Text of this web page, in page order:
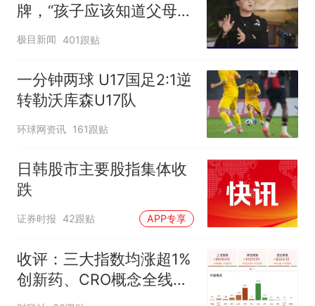
牌，“孩子应该知道父母的
不易”，称自己买衣服80%
极目新闻 401跟贴
一分钟两球 U17国足2:1逆
转勒沃库森U17队
环球网资讯 161跟贴
日韩股市主要股指集体收
跌
证券时报 42跟贴 APP专享
收评：三大指数均涨超1%
创新药、CRO概念全线走
强